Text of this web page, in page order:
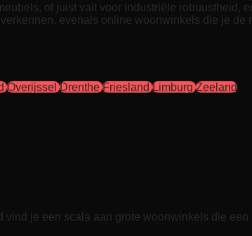
of juist valt voor industriële robuustheid,
evenals online woonwinkels die je de
Overijssel Drenthe Friesland Limburg Zeeland
je een scala aan grote woonwinkels die